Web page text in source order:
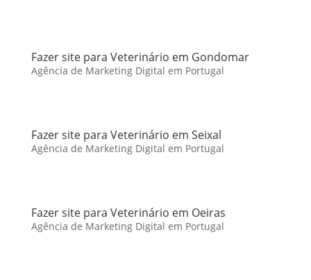
Fazer site para Veterinário em Gondomar
Agência de Marketing Digital em Portugal
Fazer site para Veterinário em Seixal
Agência de Marketing Digital em Portugal
Fazer site para Veterinário em Oeiras
Agência de Marketing Digital em Portugal